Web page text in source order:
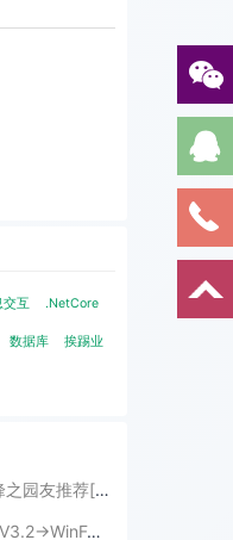
交互 .NetCore
数据库 挨踢业
友推荐[收藏]
置界面效率更高、更规范